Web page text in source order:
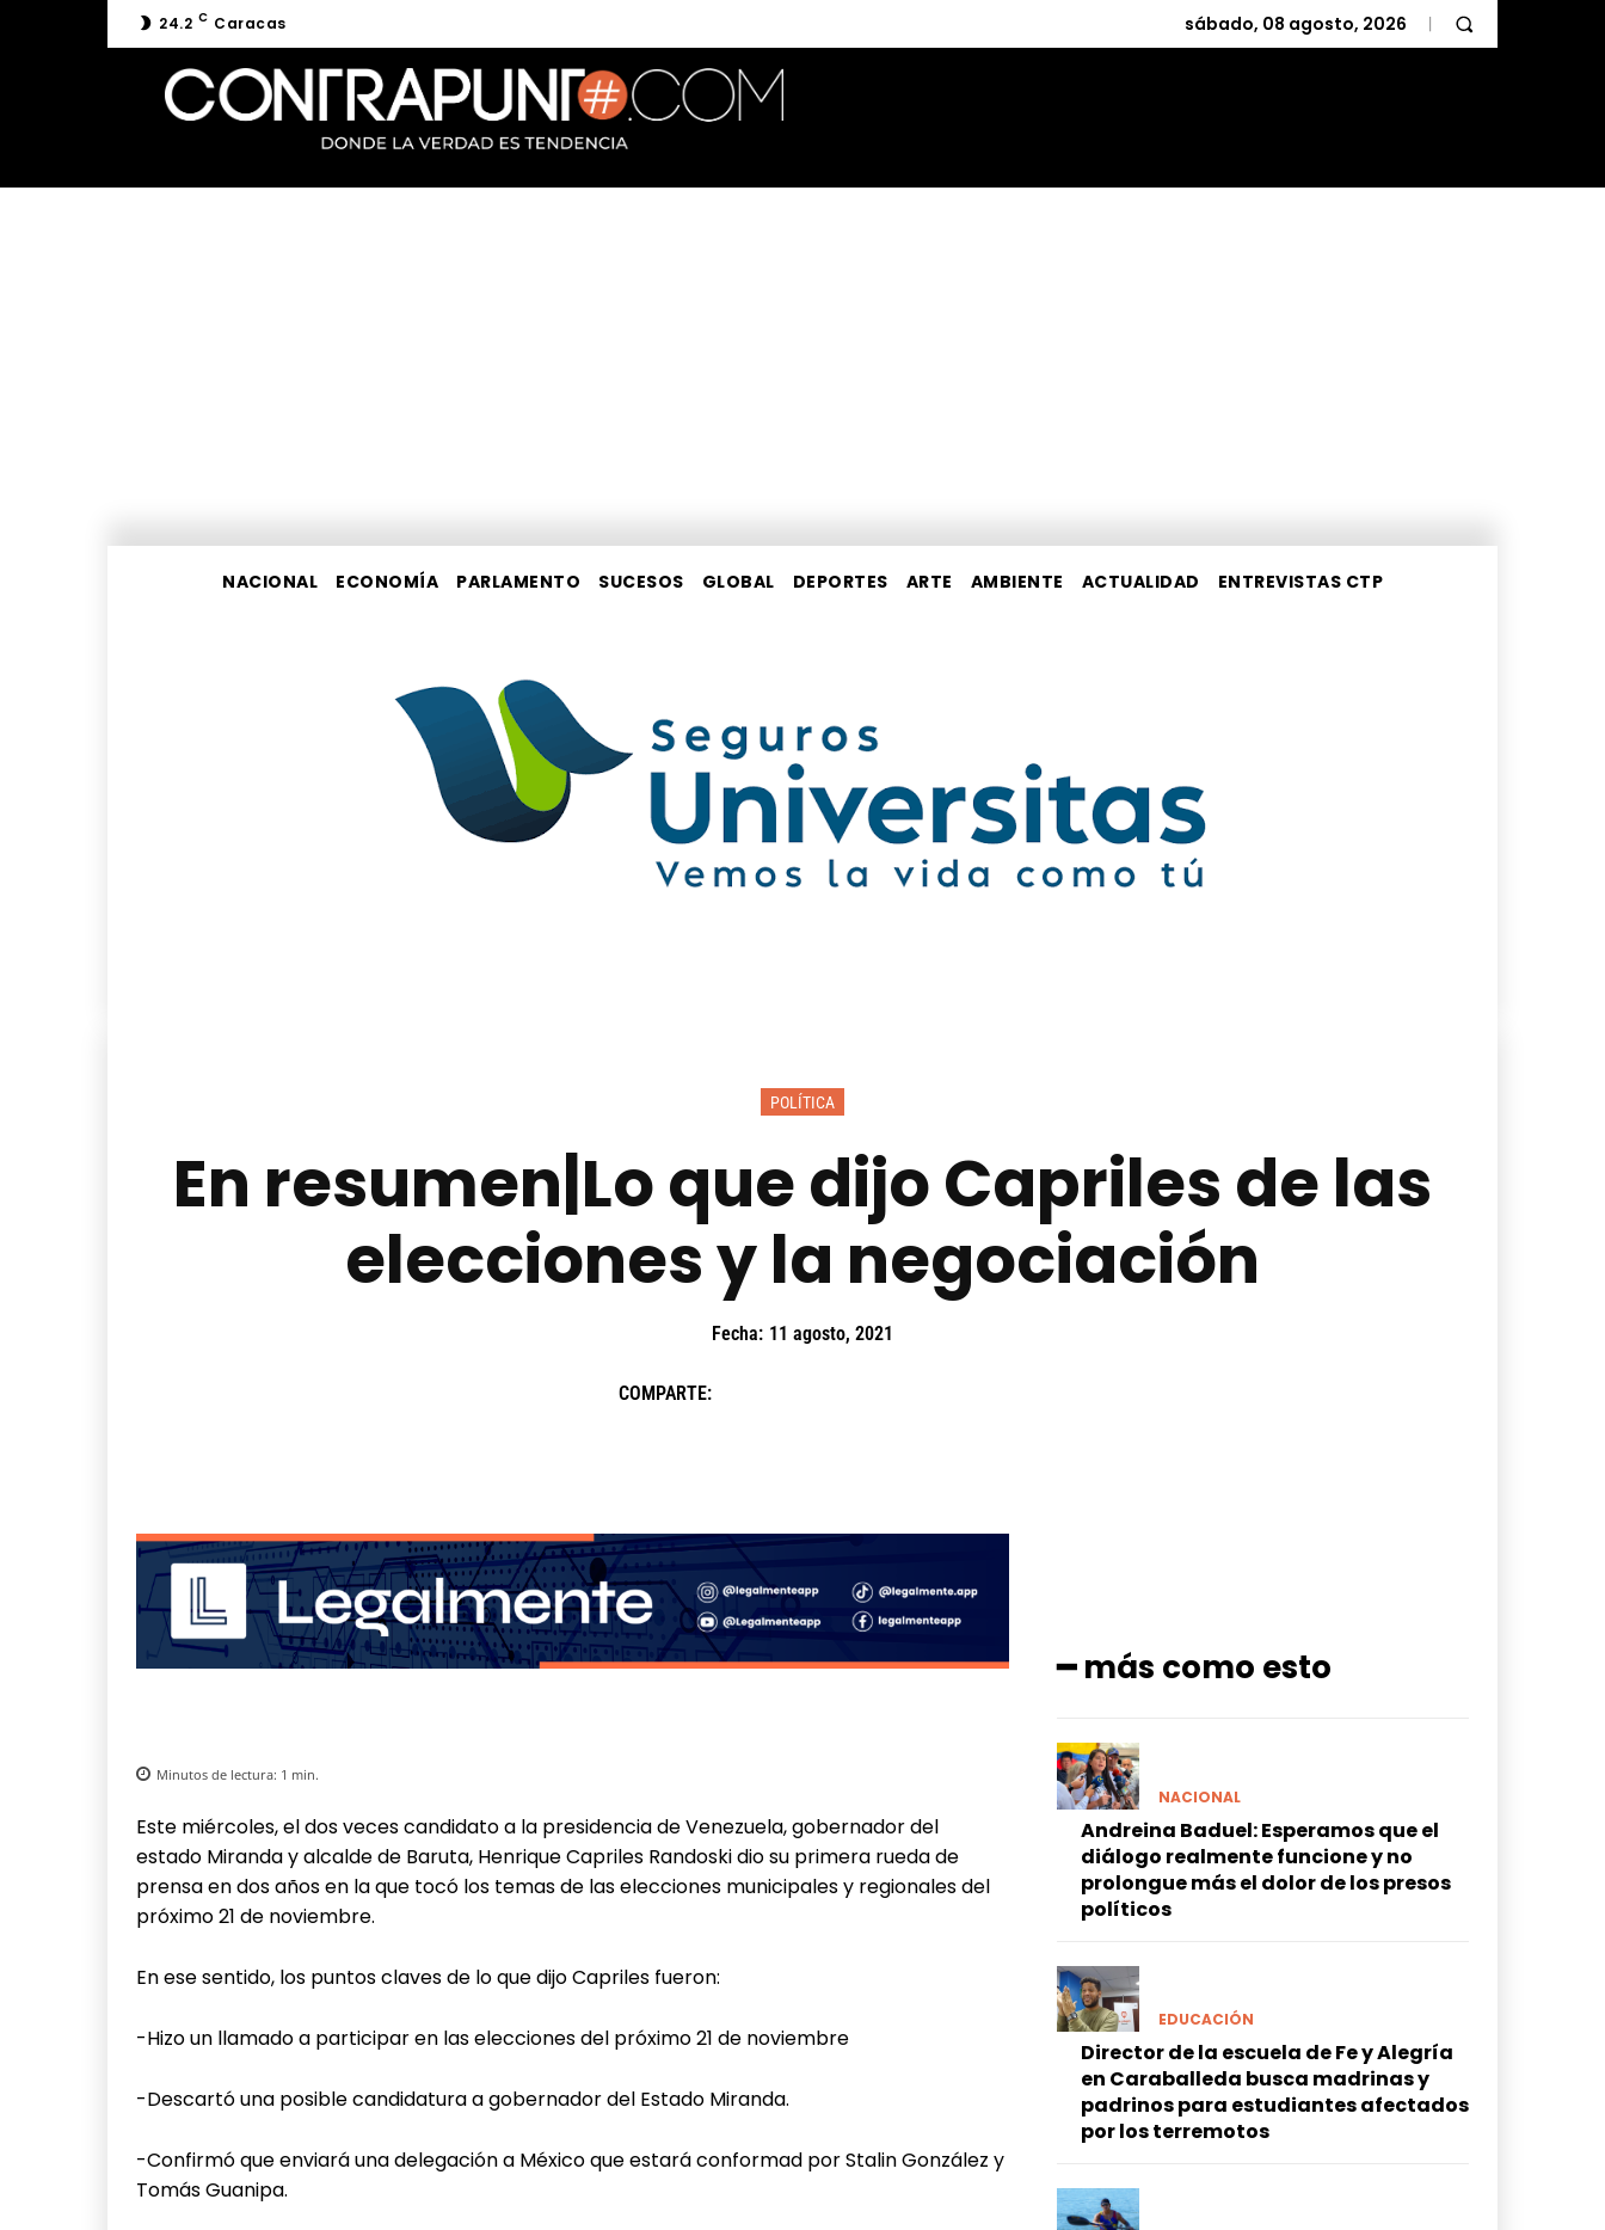
24.2 C Caracas sábado, 08 agosto, 2026
NACIONAL ECONOMÍA PARLAMENTO SUCESOS GLOBAL DEPORTES ARTE AMBIENTE ACTUALIDAD ENTREVISTAS CTP
POLÍTICA
En resumen|Lo que dijo Capriles de las
elecciones y la negociación
Fecha: 11 agosto, 2021
COMPARTE:
Minutos de lectura: 1 min.
Este miércoles, el dos veces candidato a la presidencia de Venezuela, gobernador del
estado Miranda y alcalde de Baruta, Henrique Capriles Randoski dio su primera rueda de
prensa en dos años en la que tocó los temas de las elecciones municipales y regionales del
próximo 21 de noviembre.
En ese sentido, los puntos claves de lo que dijo Capriles fueron:
-Hizo un llamado a participar en las elecciones del próximo 21 de noviembre
-Descartó una posible candidatura a gobernador del Estado Miranda.
-Confirmó que enviará una delegación a México que estará conformad por Stalin González y
Tomás Guanipa.
━ más como esto
NACIONAL
Andreina Baduel: Esperamos que el
diálogo realmente funcione y no
prolongue más el dolor de los presos
políticos
EDUCACIÓN
Director de la escuela de Fe y Alegría
en Caraballeda busca madrinas y
padrinos para estudiantes afectados
por los terremotos